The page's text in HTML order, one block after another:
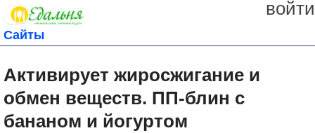
войти
Сайты
Активирует жиросжигание и
обмен веществ. ПП-блин с
бананом и йогуртом